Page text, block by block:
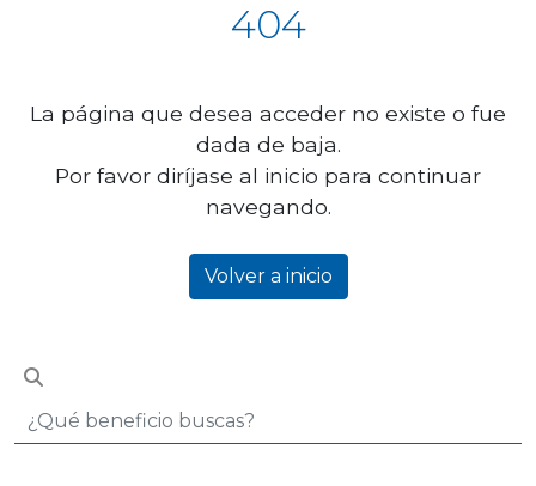
404
La página que desea acceder no existe o fue
dada de baja.
Por favor diríjase al inicio para continuar
navegando.
Volver a inicio